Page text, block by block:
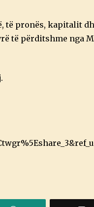
të pronës, kapitalit
të përditshme nga